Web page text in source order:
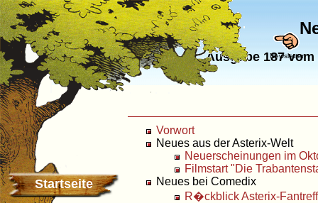
Newsletter
Ausgabe 187 vom
Startseite
Vorwort
Neues aus der Asterix-Welt
Neuerscheinungen im
Filmstart "Die
Neues bei Comedix
R�ckblick Asterix-